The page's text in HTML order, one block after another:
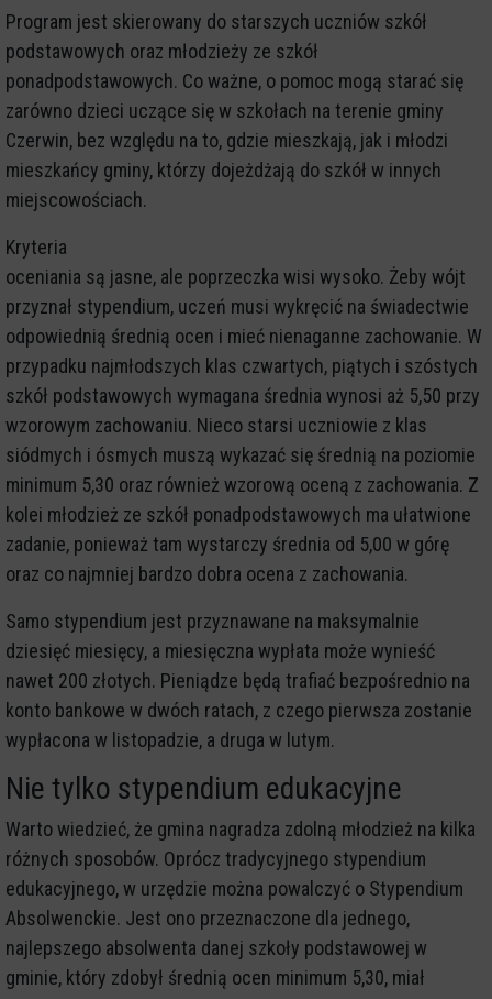
Program jest skierowany do starszych uczniów szkół
podstawowych oraz młodzieży ze szkół
ponadpodstawowych. Co ważne, o pomoc mogą starać się
zarówno dzieci uczące się w szkołach na terenie gminy
Czerwin, bez względu na to, gdzie mieszkają, jak i młodzi
mieszkańcy gminy, którzy dojeżdżają do szkół w innych
miejscowościach.
Kryteria
oceniania są jasne, ale poprzeczka wisi wysoko. Żeby wójt
przyznał stypendium, uczeń musi wykręcić na świadectwie
odpowiednią średnią ocen i mieć nienaganne zachowanie. W
przypadku najmłodszych klas czwartych, piątych i szóstych
szkół podstawowych wymagana średnia wynosi aż 5,50 przy
wzorowym zachowaniu. Nieco starsi uczniowie z klas
siódmych i ósmych muszą wykazać się średnią na poziomie
minimum 5,30 oraz również wzorową oceną z zachowania. Z
kolei młodzież ze szkół ponadpodstawowych ma ułatwione
zadanie, ponieważ tam wystarczy średnia od 5,00 w górę
oraz co najmniej bardzo dobra ocena z zachowania.
Samo stypendium jest przyznawane na maksymalnie
dziesięć miesięcy, a miesięczna wypłata może wynieść
nawet 200 złotych. Pieniądze będą trafiać bezpośrednio na
konto bankowe w dwóch ratach, z czego pierwsza zostanie
wypłacona w listopadzie, a druga w lutym.
Nie tylko stypendium edukacyjne
Warto wiedzieć, że gmina nagradza zdolną młodzież na kilka
różnych sposobów. Oprócz tradycyjnego stypendium
edukacyjnego, w urzędzie można powalczyć o Stypendium
Absolwenckie. Jest ono przeznaczone dla jednego,
najlepszego absolwenta danej szkoły podstawowej w
gminie, który zdobył średnią ocen minimum 5,30, miał